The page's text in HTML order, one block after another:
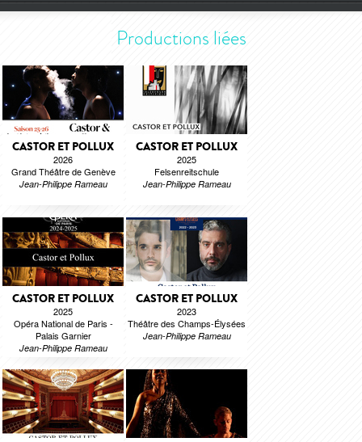
Productions liées
CASTOR ET POLLUX
2026
Grand Théâtre de Genève
Jean-Philippe Rameau
CASTOR ET POLLUX
2025
Felsenreitschule
Jean-Philippe Rameau
CASTOR ET POLLUX
2025
Opéra National de Paris -
Palais Garnier
Jean-Philippe Rameau
CASTOR ET POLLUX
2023
Théâtre des Champs-Élysées
Jean-Philippe Rameau